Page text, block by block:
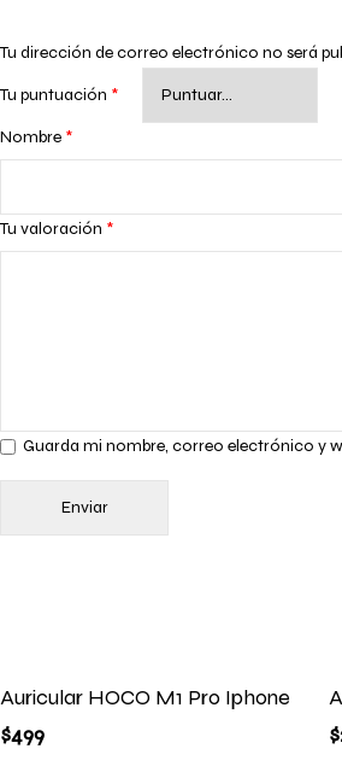
Tu dirección de correo electrónico no será
Tu puntuación *
Tu valoración *
Nombre *
Guarda mi nombre, correo electrónico y
Auricular HOCO M1 Pro Iphone
$499
$